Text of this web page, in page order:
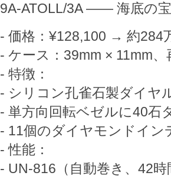
9A-ATOLL/3A —— 海底の
- 価格：¥128,100 → 約284
- ケース：39mm × 11mm
- 特徴：
- シリコン孔雀石製ダイヤ
- 単方向回転ベゼルに40石
- 11個のダイヤモンドイン
- 性能：
- UN-816（自動巻き、42